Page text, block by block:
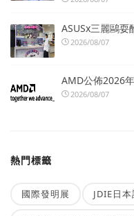
ASUSx三麗鷗耍
2026/08/07
AMD公佈2026
2026/08/07
熱門標籤
國際發明展 JDIE日